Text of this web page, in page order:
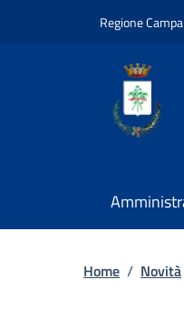
Regione
Home / Novità